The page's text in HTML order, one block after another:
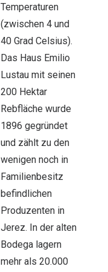
Temperaturen
(zwischen 4 und
40 Grad Celsius).
Das Haus Emilio
Lustau mit seinen
200 Hektar
Rebfläche wurde
1896 gegründet
und zählt zu den
wenigen noch in
Familienbesitz
befindlichen
Produzenten in
Jerez. In der alten
Bodega lagern
mehr als 20.000